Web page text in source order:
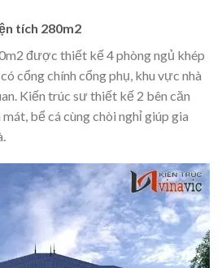
tích 280m2
được thiết kế 4 phòng ngủ khép
cổng chính cổng phụ, khu vực nhà
Kiến trúc sư thiết kế 2 bên căn
bể cá cùng chòi nghỉ giúp gia